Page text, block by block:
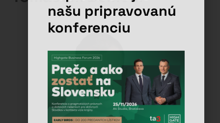
našu pripravovanú
konferenciu